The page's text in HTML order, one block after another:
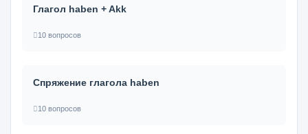
Глагол haben + Akk
10 вопросов
Спряжение глагола haben
10 вопросов